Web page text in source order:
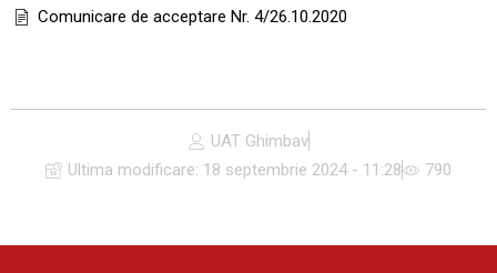
Comunicare de acceptare Nr. 4/26.10.2020
UAT Ghimbav
Ultima modificare: 18 septembrie 2024 - 11:28 790